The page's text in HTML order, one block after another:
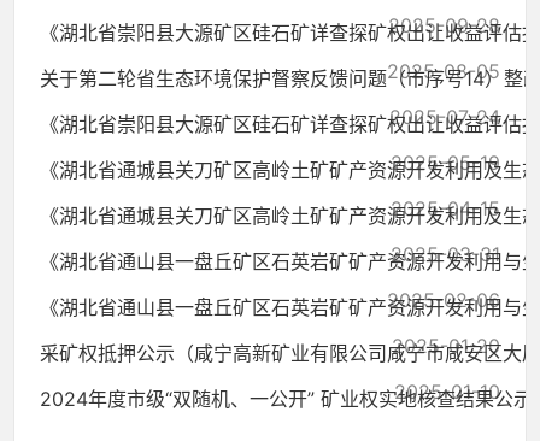
2025-09-28
《湖北省崇阳县大源矿区硅石矿详查探矿权出让收益评估
2025-08-05
关于第二轮省生态环境保护督察反馈问题（市序号14）整
2025-07-24
《湖北省崇阳县大源矿区硅石矿详查探矿权出让收益评估
2025-05-19
《湖北省通城县关刀矿区高岭土矿矿产资源开发利用及生
2025-04-15
《湖北省通城县关刀矿区高岭土矿矿产资源开发利用及生
2025-03-31
《湖北省通山县一盘丘矿区石英岩矿矿产资源开发利用与
2025-02-06
《湖北省通山县一盘丘矿区石英岩矿矿产资源开发利用与
2025-01-20
采矿权抵押公示（咸宁高新矿业有限公司咸宁市咸安区大
2025-01-10
2024年度市级“双随机、一公开” 矿业权实地核查结果公示